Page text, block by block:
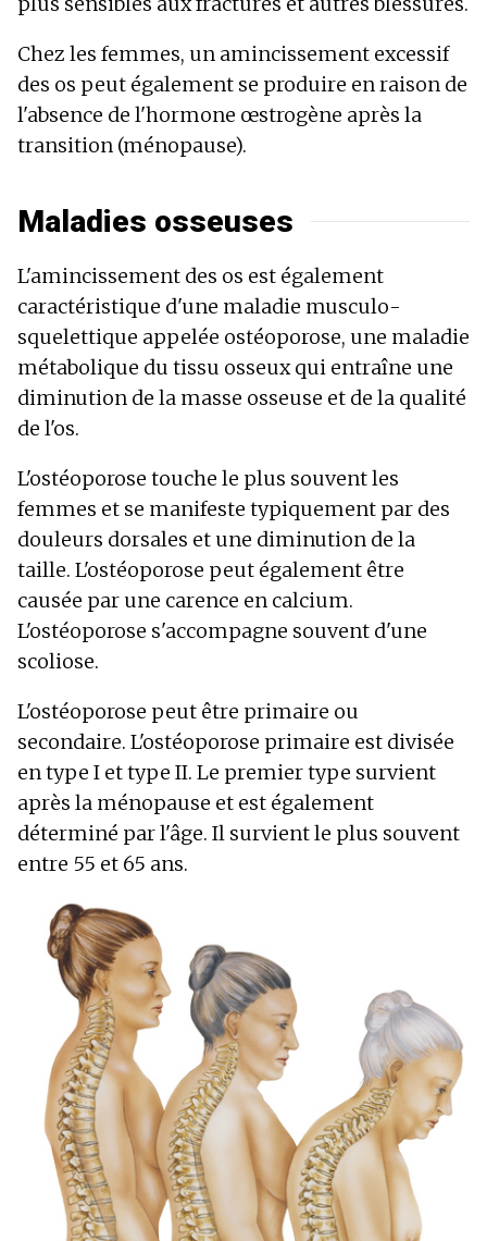
Chez les femmes, un amincissement excessif
des os peut également se produire en raison de
l'absence de l'hormone œstrogène après la
transition (ménopause).
Maladies osseuses
L'amincissement des os est également
caractéristique d'une maladie musculo-
squelettique appelée ostéoporose, une maladie
métabolique du tissu osseux qui entraîne une
diminution de la masse osseuse et de la qualité
de l'os.
L'ostéoporose touche le plus souvent les
femmes et se manifeste typiquement par des
douleurs dorsales et une diminution de la
taille. L'ostéoporose peut également être
causée par une carence en calcium.
L'ostéoporose s'accompagne souvent d'une
scoliose.
L'ostéoporose peut être primaire ou
secondaire. L'ostéoporose primaire est divisée
en type I et type II. Le premier type survient
après la ménopause et est également
déterminé par l'âge. Il survient le plus souvent
entre 55 et 65 ans.